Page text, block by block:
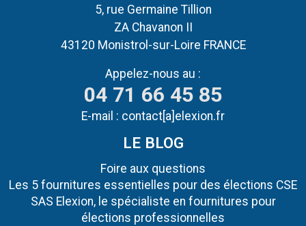
5, rue Germaine Tillion
ZA Chavanon II
43120 Monistrol-sur-Loire FRANCE
Appelez-nous au :
04 71 66 45 85
E-mail : contact[a]elexion.fr
LE BLOG
Foire aux questions
Les 5 fournitures essentielles pour des élections CSE
SAS Elexion, le spécialiste en fournitures pour
élections professionnelles